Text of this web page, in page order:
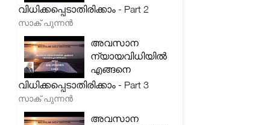
വിധിക്കപ്പെടാതിരിക്കാം - Part 2
സാക് പുന്നൻ
അവസാന
ന്യായവിധിയിൽ
എങ്ങനെ
വിധിക്കപ്പെടാതിരിക്കാം - Part 3
സാക് പുന്നൻ
അവസാന